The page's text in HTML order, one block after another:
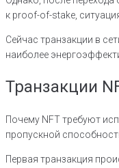
к proof-of-stake,
Сейчас транзакции в
наиболее
Транзакции
Почему NFT требуют
пропускной
Первая транзакция